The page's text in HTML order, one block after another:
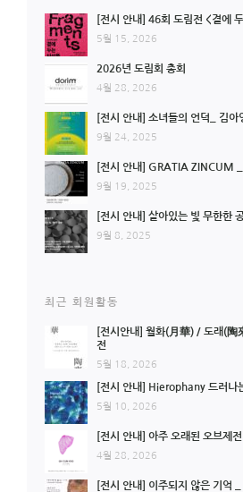
[전시 안내] 46회 도림전 <곁에
5월 15, 2026
2026년 도림회 총회
4월 28, 2026
[전시 안내] 소녀들의 언덕_ 김아
9월 24, 2025
[전시 안내] GRATIA ZINCUM _
9월 19, 2025
[전시 안내] 살아있는 빛 무한한
9월 8, 2025
최근 회원활동
[전시안내] 월화(月華) / 도래(陶
전
5월 18, 2026
[전시 안내] Hierophany 드러나
5월 10, 2026
[전시 안내] 아주 오래된 오브제
4월 28, 2026
[전시 안내] 이주되지 않은 기억